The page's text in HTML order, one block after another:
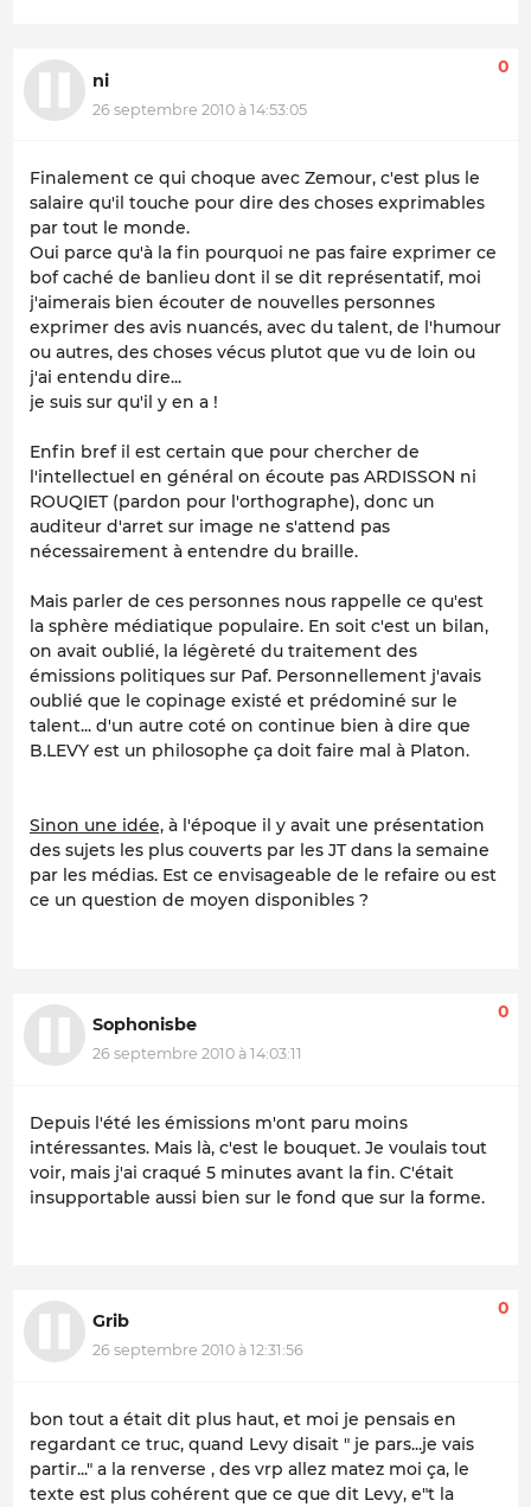
ni
26 septembre 2010 à 14:53:05
0
Finalement ce qui choque avec Zemour, c'est plus le
salaire qu'il touche pour dire des choses exprimables
par tout le monde.
Oui parce qu'à la fin pourquoi ne pas faire exprimer ce
bof caché de banlieu dont il se dit représentatif, moi
j'aimerais bien écouter de nouvelles personnes
exprimer des avis nuancés, avec du talent, de l'humour
ou autres, des choses vécus plutot que vu de loin ou
j'ai entendu dire...
je suis sur qu'il y en a !
Enfin bref il est certain que pour chercher de
l'intellectuel en général on écoute pas ARDISSON ni
ROUQIET (pardon pour l'orthographe), donc un
auditeur d'arret sur image ne s'attend pas
nécessairement à entendre du braille.
Mais parler de ces personnes nous rappelle ce qu'est
la sphère médiatique populaire. En soit c'est un bilan,
on avait oublié, la légèreté du traitement des
émissions politiques sur Paf. Personnellement j'avais
oublié que le copinage existé et prédominé sur le
talent... d'un autre coté on continue bien à dire que
B.LEVY est un philosophe ça doit faire mal à Platon.
Sinon une idée, à l'époque il y avait une présentation
des sujets les plus couverts par les JT dans la semaine
par les médias. Est ce envisageable de le refaire ou est
ce un question de moyen disponibles ?
Sophonisbe
26 septembre 2010 à 14:03:11
0
Depuis l'été les émissions m'ont paru moins
intéressantes. Mais là, c'est le bouquet. Je voulais tout
voir, mais j'ai craqué 5 minutes avant la fin. C'était
insupportable aussi bien sur le fond que sur la forme.
Grib
26 septembre 2010 à 12:31:56
0
bon tout a était dit plus haut, et moi je pensais en
regardant ce truc, quand Levy disait " je pars...je vais
partir..." a la renverse , des vrp allez matez moi ça, le
texte est plus cohérent que ce que dit Levy, e"t la